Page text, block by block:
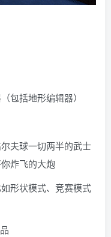
包括地形编辑器）
夫球一切两半的武士
炸飞的大炮
形状模式、竞赛模式